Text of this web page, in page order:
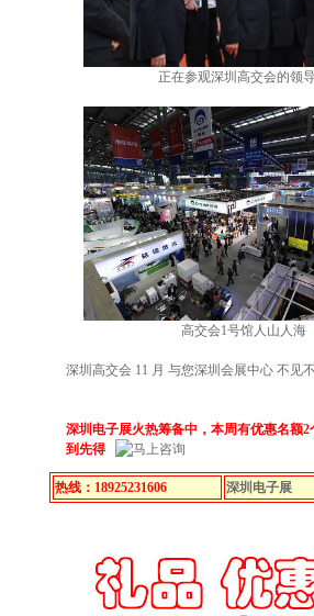
正在参观深圳高交会的领
高交会1号馆人山人海
深圳高交会 11 月 与您深圳会展中心 不见
深圳电子展火热筹备中，本周有优惠名额
到先得
热线：18925231606 深圳电子展